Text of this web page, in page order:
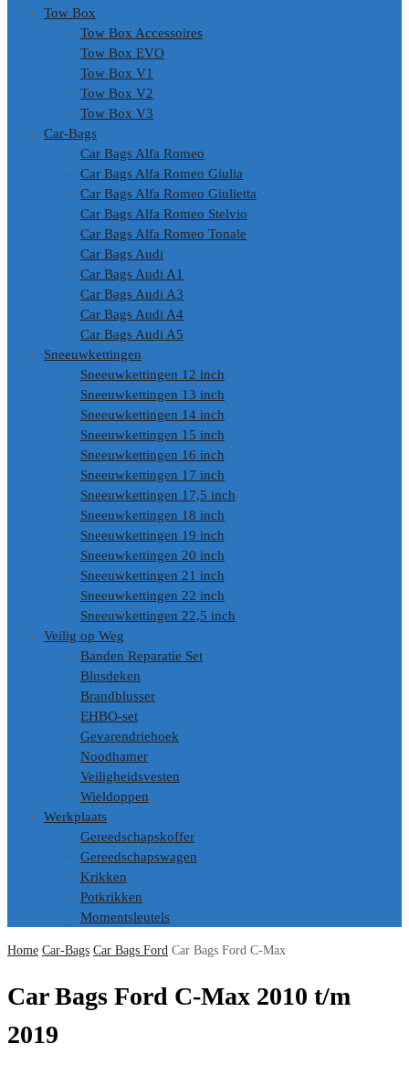
Tow Box
Tow Box Accessoires
Tow Box EVO
Tow Box V1
Tow Box V2
Tow Box V3
Car-Bags
Car Bags Alfa Romeo
Car Bags Alfa Romeo Giulia
Car Bags Alfa Romeo Giulietta
Car Bags Alfa Romeo Stelvio
Car Bags Alfa Romeo Tonale
Car Bags Audi
Car Bags Audi A1
Car Bags Audi A3
Car Bags Audi A4
Car Bags Audi A5
Sneeuwkettingen
Sneeuwkettingen 12 inch
Sneeuwkettingen 13 inch
Sneeuwkettingen 14 inch
Sneeuwkettingen 15 inch
Sneeuwkettingen 16 inch
Sneeuwkettingen 17 inch
Sneeuwkettingen 17,5 inch
Sneeuwkettingen 18 inch
Sneeuwkettingen 19 inch
Sneeuwkettingen 20 inch
Sneeuwkettingen 21 inch
Sneeuwkettingen 22 inch
Sneeuwkettingen 22,5 inch
Veilig op Weg
Banden Reparatie Set
Blusdeken
Brandblusser
EHBO-set
Gevarendriehoek
Noodhamer
Veiligheidsvesten
Wieldoppen
Werkplaats
Gereedschapskoffer
Gereedschapswagen
Krikken
Potkrikken
Momentsleutels
Home Car-Bags Car Bags Ford Car Bags Ford C-Max
Car Bags Ford C-Max 2010 t/m
2019